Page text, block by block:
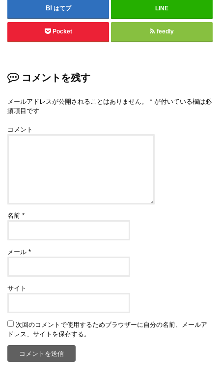
はてブ LINE
Pocket feedly
コメントを残す
メールアドレスが公開されることはありません。 * が付いている欄は必
須項目です
コメント
名前*
メール*
サイト
次回のコメントで使用するためブラウザーに自分の名前、メールア
ドレス、サイトを保存する。